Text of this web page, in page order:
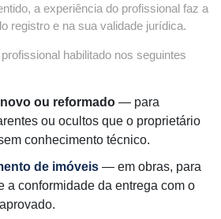
a experiência do profissional faz a
registro e na sua validade jurídica.
habilitado nos seguintes
ou reformado — para
ou ocultos que o proprietário
conhecimento técnico.
de imóveis — em obras, para
a conformidade da entrega com o